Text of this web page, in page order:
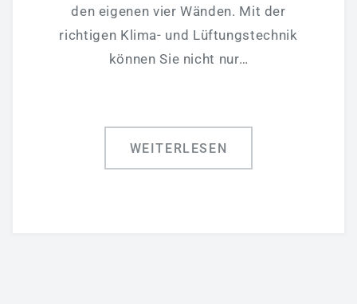
Lüftungstechnik
Automatisierungstechnik
Haustechnikservice
den eigenen vier Wänden. Mit der
richtigen Klima- und Lüftungstechnik
können Sie nicht nur…
WEITERLESEN